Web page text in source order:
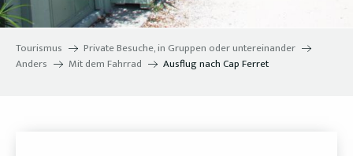
Tourismus
Private Besuche, in Gruppen oder untereinander
Anders
Mit dem Fahrrad Ausflug nach Cap Ferret